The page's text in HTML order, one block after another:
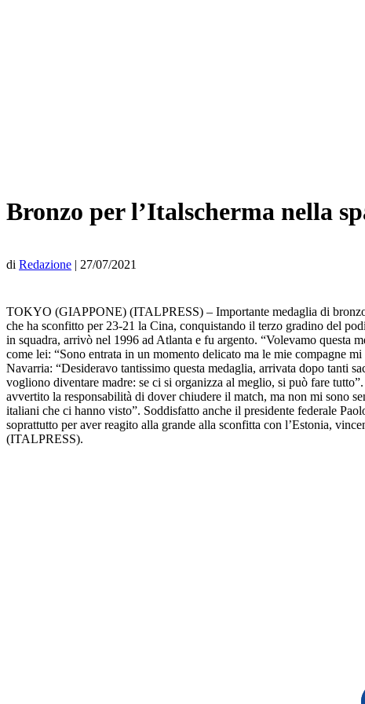
Bronzo per l’Italscherma nella
di Redazione | 27/07/2021
TOKYO (GIAPPONE) (ITALPRESS) – Importante medaglia di
che ha sconfitto per 23-21 la Cina, conquistando il terzo gradino del
in squadra, arrivò nel 1996 ad Atlanta e fu argento. “Volevamo questa
come lei: “Sono entrata in un momento delicato ma le mie compagne
Navarria: “Desideravo tantissimo questa medaglia, arrivata dopo tanti
vogliono diventare madre: se ci si organizza al meglio, si può fare
avvertito la responsabilità di dover chiudere il match, ma non mi sono
italiani che ci hanno visto”. Soddisfatto anche il presidente federale
soprattutto per aver reagito alla grande alla sconfitta con l’Estonia,
(ITALPRESS).